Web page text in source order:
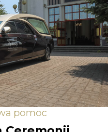
pomoc